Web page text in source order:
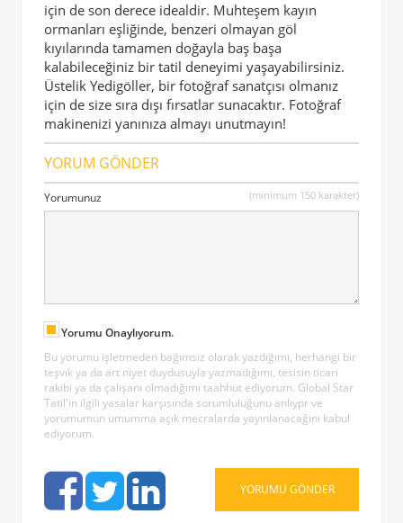
için de son derece idealdir. Muhteşem kayın
ormanları eşliğinde, benzeri olmayan göl
kıyılarında tamamen doğayla baş başa
kalabileceğiniz bir tatil deneyimi yaşayabilirsiniz.
Üstelik Yedigöller, bir fotoğraf sanatçısı olmanız
için de size sıra dışı fırsatlar sunacaktır. Fotoğraf
makinenizi yanınıza almayı unutmayın!
YORUM GÖNDER
Yorumunuz (minimum 150 karakter)
Yorumu Onaylıyorum.
Bu yorumu işletmeden bağımsız olarak yazdığımı, herhangi bir
teşvik ya da art niyet duydusuyla yazmadığımı, tesisin ticari
rakibi ya da çalışanı olmadığımı taahhüt ediyorum. Global Star
Tatil'in ilgili yasalar karşısında sorumluluğunu anlıypr ve
yorumumun umumma açık mecralarda yayınlanacağını kabul
ediyorum.